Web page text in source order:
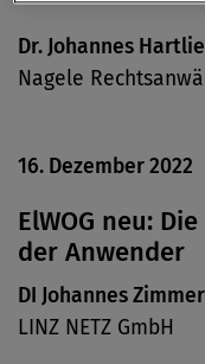
Dr. Johannes
Nagele
16. Dezember 2022
ElWOG neu:
der Anwender
DI Johannes
LINZ NETZ GmbH